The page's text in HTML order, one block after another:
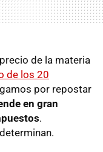
de la materia
de los 20
por repostar
en gran
.